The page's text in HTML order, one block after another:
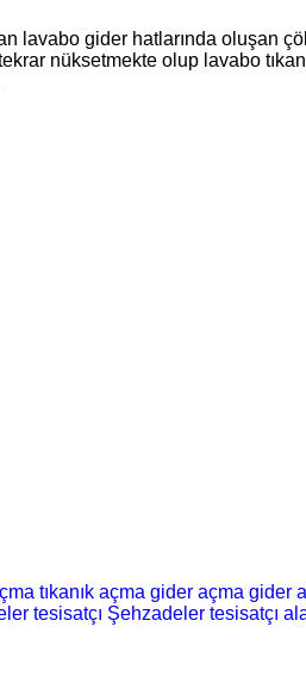
lavabo gider hatlarında oluşan
nüksetmekte olup lavabo
tıkanık açma gider açma gider
tesisatçı Şehzadeler tesisatçı